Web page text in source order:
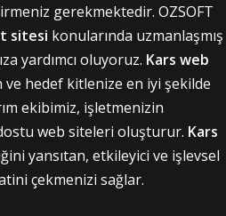
gerekmektedir. OZSOFT
sitesi konularında uzmanlaşmış
yardımcı oluyoruz. Kars web
ve hedef kitlenize en iyi şekilde
ekibimiz, işletmenizin
web siteleri oluşturur. Kars
yansıtan, etkileyici ve işlevsel
çekmenizi sağlar.